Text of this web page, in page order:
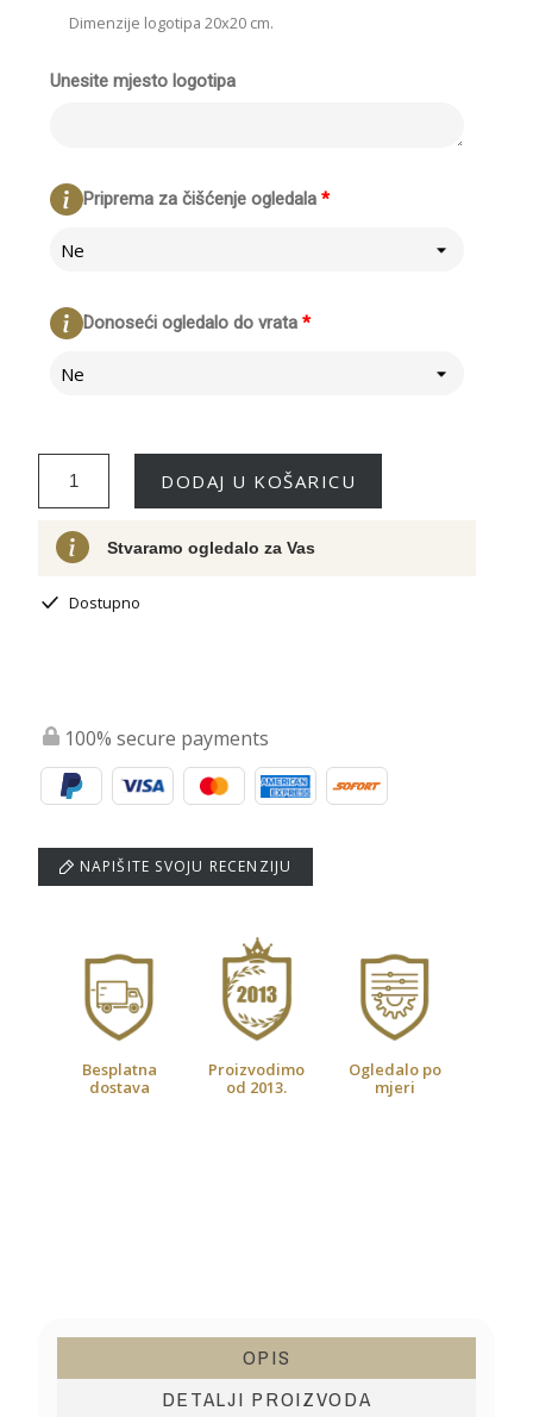
Dimenzije logotipa 20x20 cm.
Unesite mjesto logotipa
*
Priprema za čišćenje ogledala
Ne
*
Donoseći ogledalo do vrata
Ne
DODAJ U KOŠARICU
Stvaramo ogledalo za Vas
Dostupno
100% secure payments
NAPIŠITE SVOJU RECENZIJU
Besplatna
dostava
Proizvodimo
od 2013.
Ogledalo po
mjeri
OPIS
DETALJI PROIZVODA